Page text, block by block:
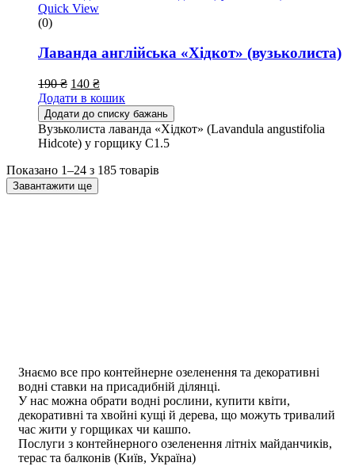
Quick View
(0)
Лаванда англійська «Хідкот» (вузьколиста)
190₴ 140 ₴
Додати в кошик
Додати до списку бажань
Вузьколиста лаванда «Хідкот» (Lavandula angustifolia
Hidcote) у горщику С1.5
Показано 1–24 з 185 товарів
Завантажити ще
Знаємо все про контейнерне озеленення та декоративні
водні ставки на присадибній ділянці.
У нас можна обрати водні рослини, купити квіти,
декоративні та хвойні кущі й дерева, що можуть тривалий
час жити у горщиках чи кашпо.
Послуги з контейнерного озеленення літніх майданчиків,
терас та балконів (Київ, Україна)